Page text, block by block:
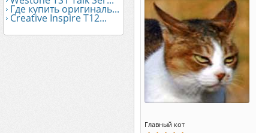
Где купить оригиналь...
Creative Inspire T12...
Главный кот